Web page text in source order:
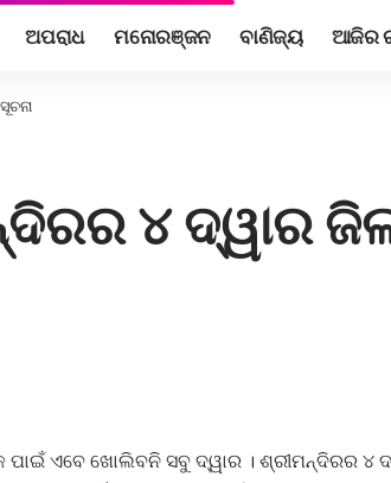
ଅପରାଧ ମନୋରଞ୍ଜନ ବାଣିଜ୍ୟ ଆଜିର
୪ ଦ୍ୱାର
ଏବେ ଖୋଲିବନି ସବୁ ଦ୍ୱାର । ଶ୍ରୀମନ୍ଦିରର ୪